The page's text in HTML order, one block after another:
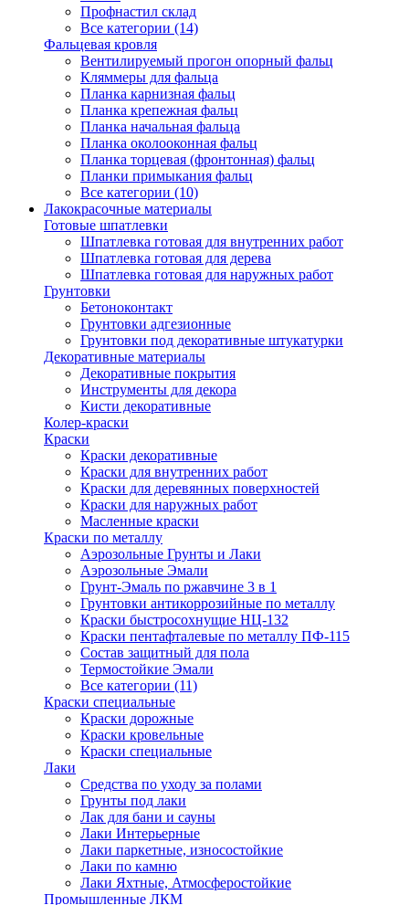
Профнастил склад
Все категории (14)
Фальцевая кровля
Вентилируемый прогон опорный фальц
Кляммеры для фальца
Планка карнизная фальц
Планка крепежная фальц
Планка начальная фальца
Планка околооконная фальц
Планка торцевая (фронтонная) фальц
Планки примыкания фальц
Все категории (10)
Лакокрасочные материалы
Готовые шпатлевки
Шпатлевка готовая для внутренних работ
Шпатлевка готовая для дерева
Шпатлевка готовая для наружных работ
Грунтовки
Бетоноконтакт
Грунтовки адгезионные
Грунтовки под декоративные штукатурки
Декоративные материалы
Декоративные покрытия
Инструменты для декора
Кисти декоративные
Колер-краски
Краски
Краски декоративные
Краски для внутренних работ
Краски для деревянных поверхностей
Краски для наружных работ
Масленные краски
Краски по металлу
Аэрозольные Грунты и Лаки
Аэрозольные Эмали
Грунт-Эмаль по ржавчине 3 в 1
Грунтовки антикоррозийные по металлу
Краски быстросохнущие НЦ-132
Краски пентафталевые по металлу ПФ-115
Состав защитный для пола
Термостойкие Эмали
Все категории (11)
Краски специальные
Краски дорожные
Краски кровельные
Краски специальные
Лаки
Cредства по уходу за полами
Грунты под лаки
Лак для бани и сауны
Лаки Интерьерные
Лаки паркетные, износостойкие
Лаки по камню
Лаки Яхтные, Атмосферостойкие
Промышленные ЛКМ